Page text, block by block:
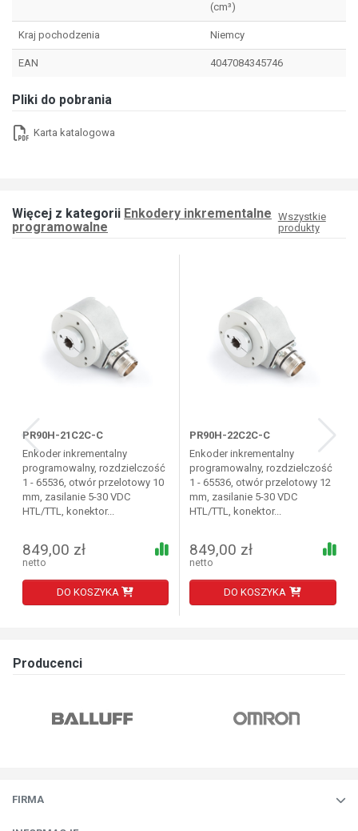
(cm³)
Kraj pochodzenia Niemcy
EAN 4047084345746
Pliki do pobrania
Karta katalogowa
Więcej z kategorii Enkodery inkrementalne
programowalne
Wszystkie
produkty
PR90H-21C2C-C
Enkoder inkrementalny
programowalny, rozdzielczość
1 - 65536, otwór przelotowy 10
mm, zasilanie 5-30 VDC
HTL/TTL, konektor...
849,00 zł
netto
DO KOSZYKA
PR90H-22C2C-C
Enkoder inkrementalny
programowalny, rozdzielczość
1 - 65536, otwór przelotowy 12
mm, zasilanie 5-30 VDC
HTL/TTL, konektor...
849,00 zł
netto
DO KOSZYKA
Producenci
FIRMA